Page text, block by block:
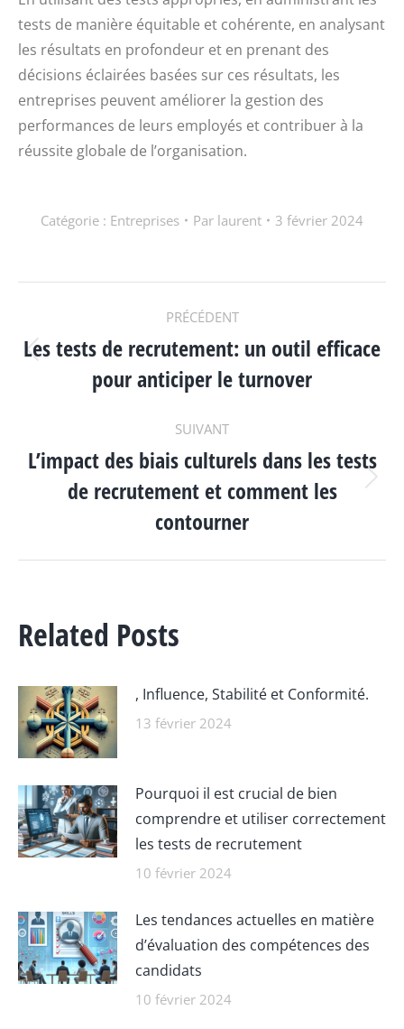
tests de manière équitable et cohérente, en analysant
les résultats en profondeur et en prenant des
décisions éclairées basées sur ces résultats, les
entreprises peuvent améliorer la gestion des
performances de leurs employés et contribuer à la
réussite globale de l’organisation.
Catégorie : Entreprises Par laurent 3 février 2024
NAVIGATION
ARTICLE
PRÉCÉDENT
Article
précédent
Les tests de recrutement: un outil efficace
pour anticiper le turnover
SUIVANT
Article
suivant
L’impact des biais culturels dans les tests
de recrutement et comment les
contourner
Related Posts
, Influence, Stabilité et Conformité.
13 février 2024
Pourquoi il est crucial de bien
comprendre et utiliser correctement
les tests de recrutement
10 février 2024
Les tendances actuelles en matière
d’évaluation des compétences des
candidats
10 février 2024